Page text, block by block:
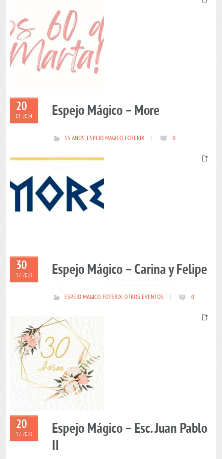
20
01 2024 Espejo Mágico – More
15 AÑOS,ESPEJO MAGICO,FOTERIX 0
30
12 2023 Espejo Mágico – Carina y Felipe
ESPEJO MAGICO,FOTERIX,OTROS EVENTOS 0
20
12 2023
Espejo Mágico – Esc. Juan Pablo
II